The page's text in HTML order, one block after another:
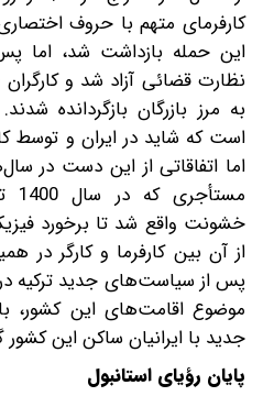
کارفرمای متهم با حروف
این حمله بازداشت شد، اما
نظارت قضائی آزاد شد و
به مرز بازرگان بازگردانده
است که شاید در ایران و توسط
اما اتفاقاتی از این دست در
خشونت واقع شد تا برخورد
از آن بین کارفرما و کارگر در
پس از سیاست‌های جدید ترکیه
موضوع اقامت‌های این کشور،
جدید با ایرانیان ساکن این
پایان رؤیای استانبول